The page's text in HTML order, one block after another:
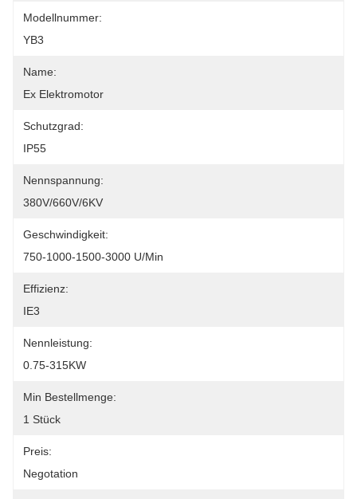
Modellnummer:
YB3
Name:
Ex Elektromotor
Schutzgrad:
IP55
Nennspannung:
380V/660V/6KV
Geschwindigkeit:
750-1000-1500-3000 U/min
Effizienz:
IE3
Nennleistung:
0.75-315KW
Min Bestellmenge:
1 Stück
Preis:
Negotation